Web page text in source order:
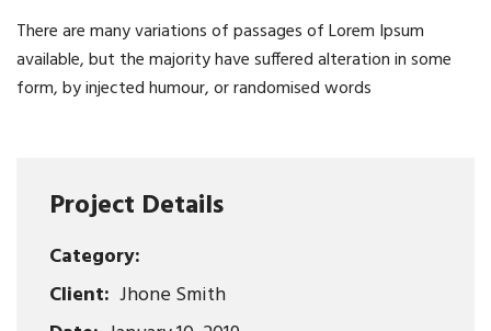
Project Details
Category:
Client: Jhone Smith
There are many variations of passages of Lorem Ipsum
available, but the majority have suffered alteration in some
form, by injected humour, or randomised words